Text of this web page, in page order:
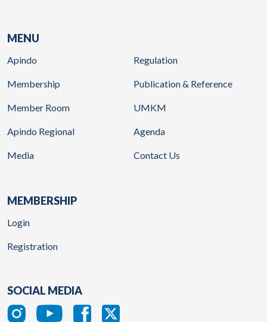
MENU
Apindo
Membership
Member Room
Apindo Regional
Media
Regulation
Publication & Reference
UMKM
Agenda
Contact Us
MEMBERSHIP
Login
Registration
SOCIAL MEDIA